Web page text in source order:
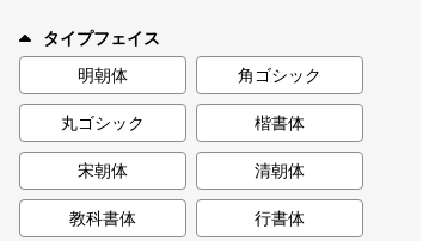
カート 0
マイページ
タイプフェイス
明朝体
角ゴシック
丸ゴシック 楷書体
宋朝体 清朝体
教科書体 行書体